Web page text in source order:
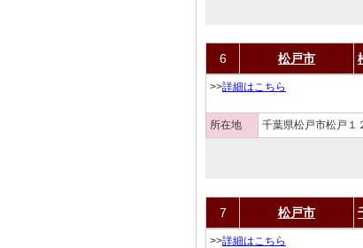
6 松戸市
>>詳細はこちら
所在地 千葉県松戸市松戸１
7 松戸市
>>詳細はこちら